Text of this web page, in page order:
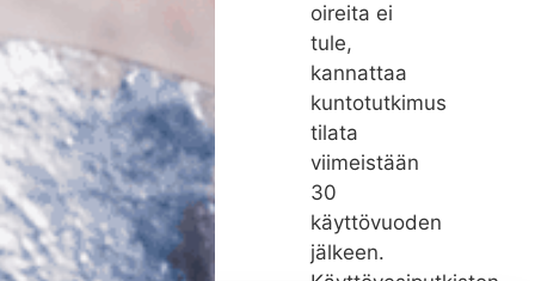
oireita ei
tule,
kannattaa
kuntotutkimus
tilata
viimeistään
30
käyttövuoden
jälkeen.